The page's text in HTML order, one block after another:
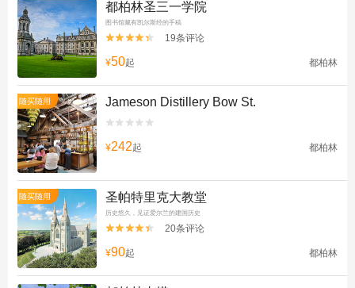
都柏林圣三一学院
图书馆藏有凯尔斯经的手稿

 19条评论
¥50起 都柏林
随买随用 Jameson Distillery Bow St.


¥242起 都柏林
随买随用 圣帕特里克大教堂
历史悠久，见证爱尔兰的建国历史

 20条评论
¥90起 都柏林